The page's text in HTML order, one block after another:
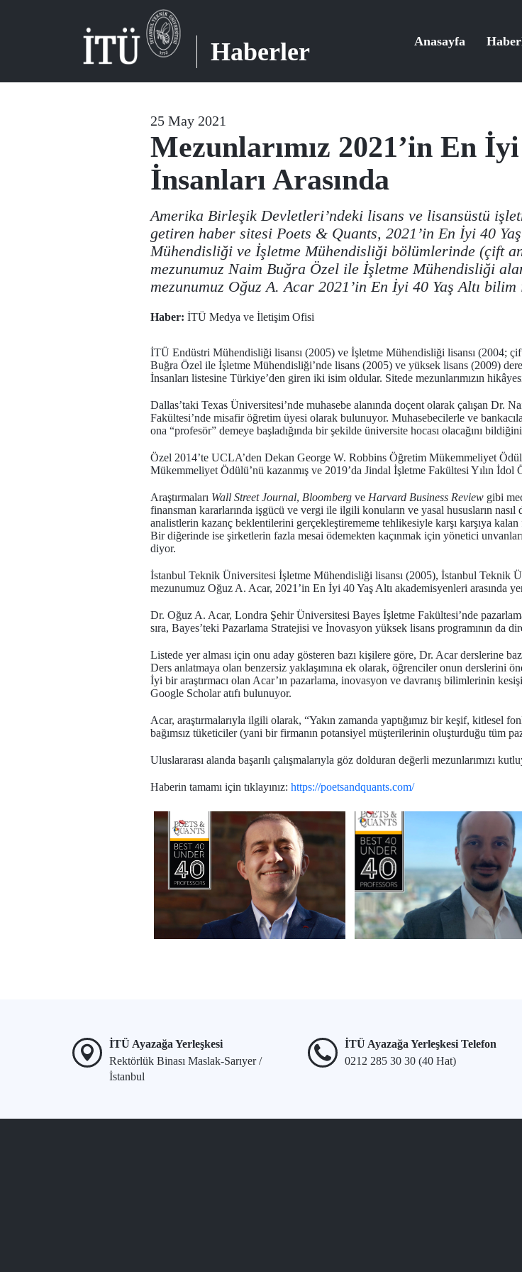
Haberler Anasayfa
25 May 2021
Mezunlarımız 2021’in En
İnsanları Arasında
Amerika Birleşik Devletleri’ndeki lisans ve lisansüstü
getiren haber sitesi Poets & Quants, 2021’in En İyi 40
Mühendisliği ve İşletme Mühendisliği bölümlerinde (çift
mezunumuz Naim Buğra Özel ile İşletme Mühendisliği
mezunumuz Oğuz A. Acar 2021’in En İyi 40 Yaş Altı bilim
Haber: İTÜ Medya ve İletişim Ofisi
İTÜ Endüstri Mühendisliği lisansı (2005) ve İşletme Mühendisliği lisansı (2004;
Buğra Özel ile İşletme Mühendisliği’nde lisans (2005) ve yüksek lisans (2009)
İnsanları listesine Türkiye’den giren iki isim oldular. Sitede mezunlarımızın
Dallas’taki Texas Üniversitesi’nde muhasebe alanında doçent olarak çalışan Dr.
Fakültesi’nde misafir öğretim üyesi olarak bulunuyor. Muhasebecilerle ve
ona “profesör” demeye başladığında bir şekilde üniversite hocası olacağını
Özel 2014’te UCLA’den Dekan George W. Robbins Öğretim Mükemmeliyet
Mükemmeliyet Ödülü’nü kazanmış ve 2019’da Jindal İşletme Fakültesi Yılın
Araştırmaları Wall Street Journal, Bloomberg ve Harvard Business Review gibi
finansman kararlarında işgücü ve vergi ile ilgili konuların ve yasal hususların
analistlerin kazanç beklentilerini gerçekleştirememe tehlikesiyle karşı karşıya
Bir diğerinde ise şirketlerin fazla mesai ödemekten kaçınmak için yönetici
diyor.
İstanbul Teknik Üniversitesi İşletme Mühendisliği lisansı (2005), İstanbul Teknik
mezunumuz Oğuz A. Acar, 2021’in En İyi 40 Yaş Altı akademisyenleri arasında
Dr. Oğuz A. Acar, Londra Şehir Üniversitesi Bayes İşletme Fakültesi’nde
sıra, Bayes’teki Pazarlama Stratejisi ve İnovasyon yüksek lisans programının da
Listede yer alması için onu aday gösteren bazı kişilere göre, Dr. Acar derslerine
Ders anlatmaya olan benzersiz yaklaşımına ek olarak, öğrenciler onun derslerini
İyi bir araştırmacı olan Acar’ın pazarlama, inovasyon ve davranış bilimlerinin
Google Scholar atıfı bulunuyor.
Acar, araştırmalarıyla ilgili olarak, “Yakın zamanda yaptığımız bir keşif, kitlesel
bağımsız tüketiciler (yani bir firmanın potansiyel müşterilerinin oluşturduğu tüm
Uluslararası alanda başarılı çalışmalarıyla göz dolduran değerli mezunlarımızı
Haberin tamamı için tıklayınız: https://poetsandquants.com/
İTÜ Ayazağa Yerleşkesi
Rektörlük Binası Maslak-Sarıyer /
İstanbul
İTÜ Ayazağa Yerleşkesi Telefon
0212 285 30 30 (40 Hat)